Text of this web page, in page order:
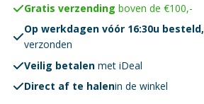
Gratis verzending boven de €100,-
Op werkdagen vóór 16:30u besteld,
verzonden
Veilig betalen met iDeal
Direct af te halenin de winkel